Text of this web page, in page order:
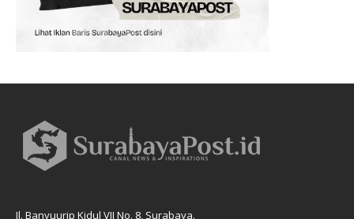
Jl. Banyuurip Kidul VII No. 8, Surabaya.